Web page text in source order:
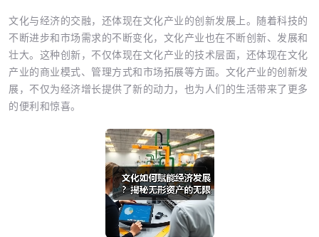
文化与经济的交融，还体现在文化产业的创新发展上。随着科技的
不断进步和市场需求的不断变化，文化产业也在不断创新、发展和
壮大。这种创新，不仅体现在文化产业的技术层面，还体现在文化
产业的商业模式、管理方式和市场拓展等方面。文化产业的创新发
展，不仅为经济增长提供了新的动力，也为人们的生活带来了更多
的便利和惊喜。